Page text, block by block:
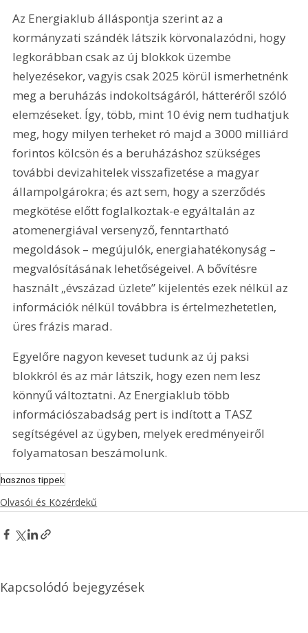
Az Energiaklub álláspontja szerint az a
kormányzati szándék látszik körvonalazódni, hogy
legkorábban csak az új blokkok üzembe
helyezésekor, vagyis csak 2025 körül ismerhetnénk
meg a beruházás indokoltságáról, hátteréről szóló
elemzéseket. Így, több, mint 10 évig nem tudhatjuk
meg, hogy milyen terheket ró majd a 3000 milliárd
forintos kölcsön és a beruházáshoz szükséges
további devizahitelek visszafizetése a magyar
állampolgárokra; és azt sem, hogy a szerződés
megkötése előtt foglalkoztak-e egyáltalán az
atomenergiával versenyző, fenntartható
megoldások – megújulók, energiahatékonyság –
megvalósításának lehetőségeivel. A bővítésre
használt „évszázad üzlete” kijelentés ezek nélkül az
információk nélkül továbbra is értelmezhetetlen,
üres frázis marad.
Egyelőre nagyon keveset tudunk az új paksi
blokkról és az már látszik, hogy ezen nem lesz
könnyű változtatni. Az Energiaklub több
információszabadság pert is indított a TASZ
segítségével az ügyben, melyek eredményeiről
folyamatosan beszámolunk.
hasznos tippek
Olvasói és Közérdekű
Kapcsolódó bejegyzések